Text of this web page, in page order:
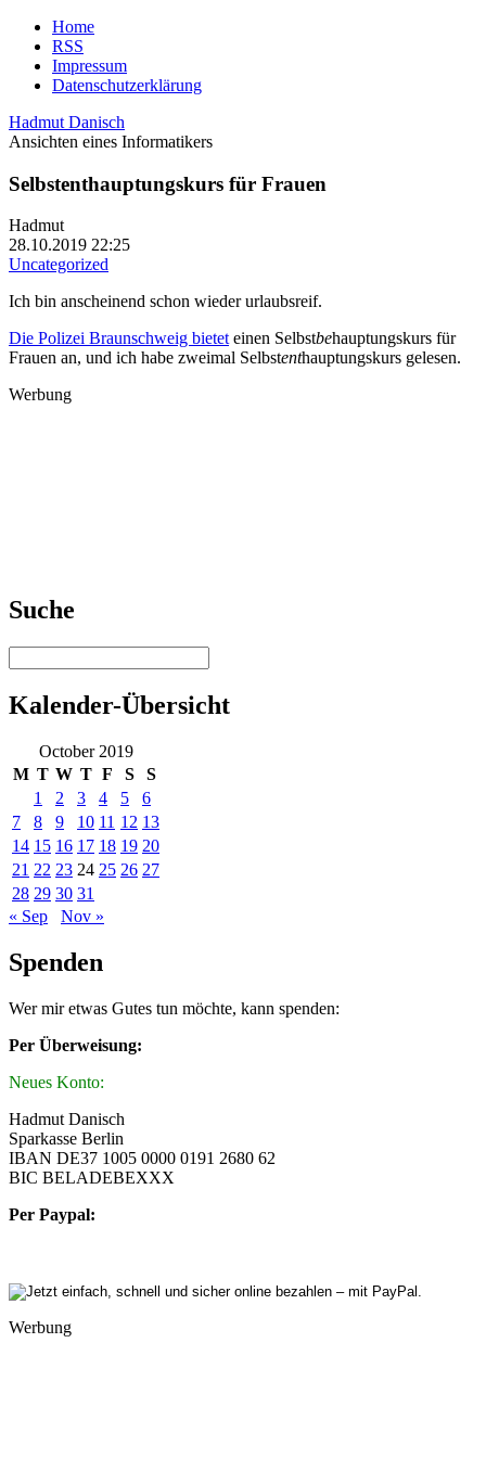
Home
RSS
Impressum
Datenschutzerklärung
Hadmut Danisch
Ansichten eines Informatikers
Selbstenthauptungskurs für Frauen
Hadmut
28.10.2019 22:25
Uncategorized
Ich bin anscheinend schon wieder urlaubsreif.
Die Polizei Braunschweig bieteteinen Selbstbehauptungskurs für
Frauen an, und ich habe zweimal Selbstenthauptungskurs gelesen.
Werbung
Suche
Kalender-Übersicht
October 2019
M T W T F S
S
1
2 3 4 5
6
7
8 9 10 11 12 13
14 15 16 17 18 19 20
21 22 23 24 25 26 27
28 29 30 31
« Sep
Nov »
Spenden
Wer mir etwas Gutes tun möchte, kann spenden:
Per Überweisung:
Neues Konto:
Hadmut Danisch
Sparkasse Berlin
IBAN DE37 1005 0000 0191 2680 62
BIC BELADEBEXXX
Per Paypal:
Werbung